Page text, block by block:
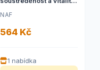
vitamíny skupiny B pro
soustředěnost a vitalitu
závodních koní, láhev s
NAF
564 Kč
1 nabídka